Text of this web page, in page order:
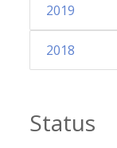
2019
2018
Status